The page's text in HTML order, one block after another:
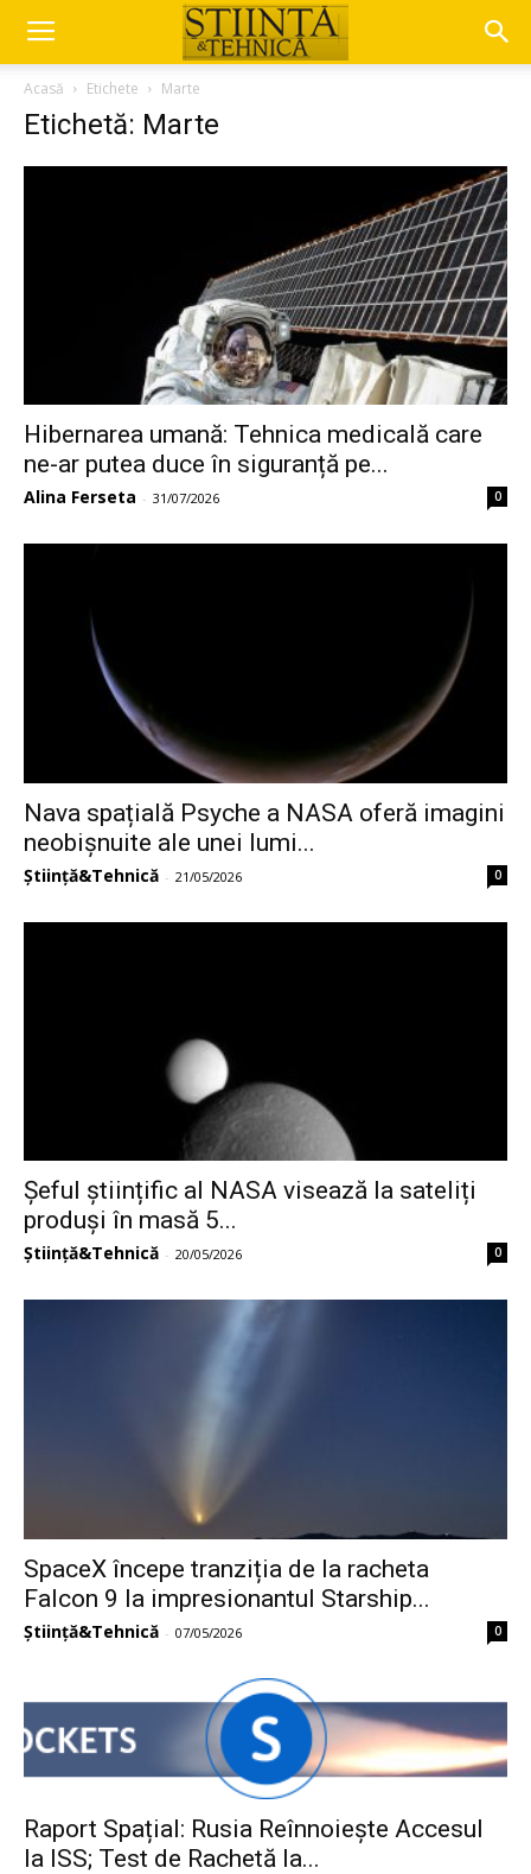
Acasă Etichete Marte
Etichetă: Marte
Hibernarea umană: Tehnica medicală care
ne-ar putea duce în siguranță pe...
Alina Ferseta - 31/07/2026 0
Nava spațială Psyche a NASA oferă imagini
neobișnuite ale unei lumi...
Știință&Tehnică - 21/05/2026 0
Șeful științific al NASA visează la sateliți
produși în masă 5...
Știință&Tehnică - 20/05/2026 0
SpaceX începe tranziția de la racheta
Falcon 9 la impresionantul Starship...
Știință&Tehnică - 07/05/2026 0
Raport Spațial: Rusia Reînnoiește Accesul
la ISS; Test de Rachetă la...